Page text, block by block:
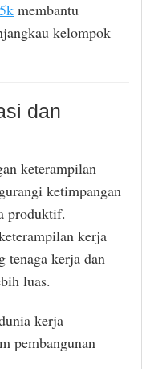
membantu
kelompok
dan
keterampilan
ketimpangan
produktif.
kerja
tenaga kerja dan
luas.
kerja
pembangunan